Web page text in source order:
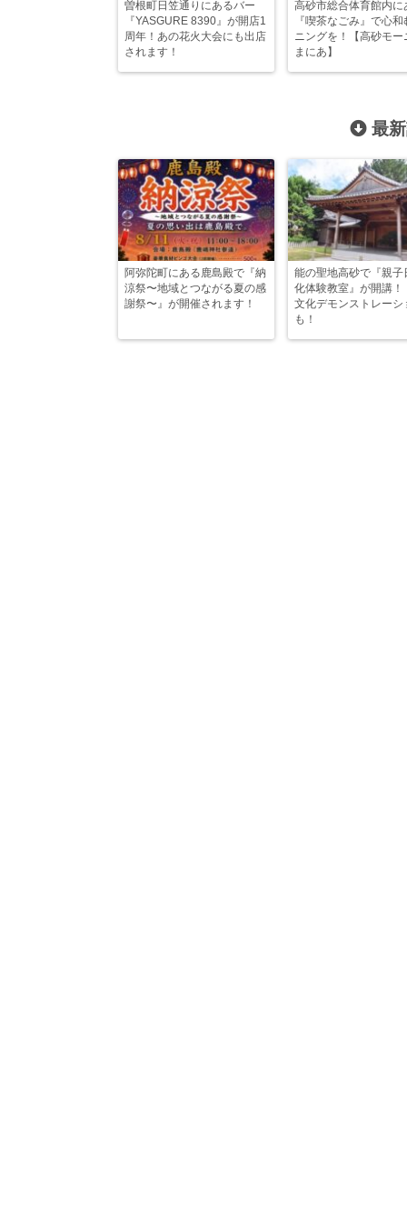
曽根町日笠通りにあるバー
『YASGURE 8390』が開店1
周年！あの花火大会にも出店
されます！
高砂市総合体育館内に
『喫茶なごみ』で心
ニングを！【高砂モー
まにあ】
最
阿弥陀町にある鹿島殿で『納
涼祭〜地域とつながる夏の感
謝祭〜』が開催されます！
能の聖地高砂で『親子
化体験教室』が開講！
文化デモンストレーシ
も！